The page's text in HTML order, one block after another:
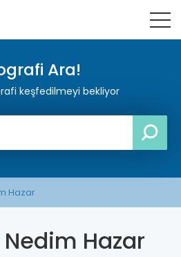
Ara!
keşfedilmeyi bekliyor
Hazar
Hazar